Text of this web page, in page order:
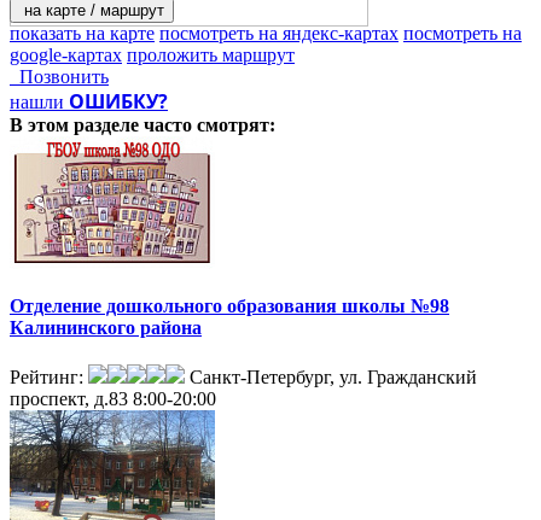
на карте / маршрут
показать на карте посмотреть на яндекс-картах посмотреть на
google-картах проложить маршрут
Позвонить
нашли ОШИБКУ?
В этом разделе часто смотрят:
Отделение дошкольного образования школы №98
Калининского района
Рейтинг:
Санкт-Петербург, ул. Гражданский
проспект, д.83 8:00-20:00